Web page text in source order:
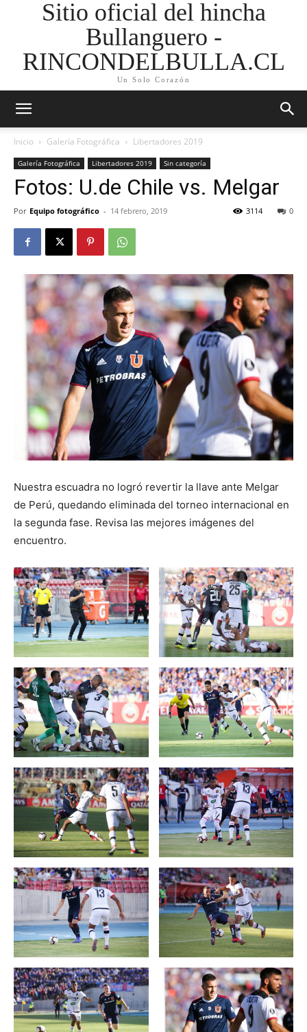
Sitio oficial del hincha
Bullanguero -
RINCONDELBULLA.CL
Un Solo Corazón
Inicio Galería Fotográfica Libertadores 2019
Galería Fotográfica Libertadores 2019 Sin categoría
Fotos: U.de Chile vs. Melgar
Por Equipo fotográfico - 14 febrero, 2019 0
3114
Nuestra escuadra no logró revertir la llave ante Melgar
de Perú, quedando eliminada del torneo internacional en
la segunda fase. Revisa las mejores imágenes del
encuentro.